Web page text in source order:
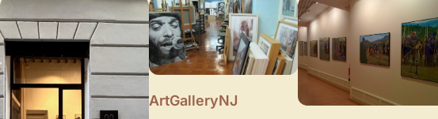
ArtGalleryNJ